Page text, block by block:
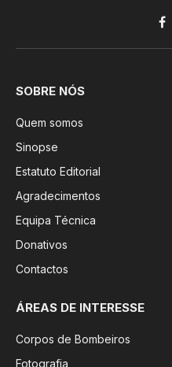
SOBRE NÓS
Quem somos
Sinopse
Estatuto Editorial
Agradecimentos
Equipa Técnica
Donativos
Contactos
ÁREAS DE INTERESSE
Corpos de Bombeiros
Fotografia